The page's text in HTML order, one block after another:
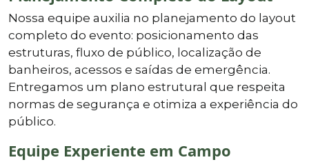
Nossa equipe auxilia no planejamento do layout
completo do evento: posicionamento das
estruturas, fluxo de público, localização de
banheiros, acessos e saídas de emergência.
Entregamos um plano estrutural que respeita
normas de segurança e otimiza a experiência do
público.
Equipe Experiente em Campo